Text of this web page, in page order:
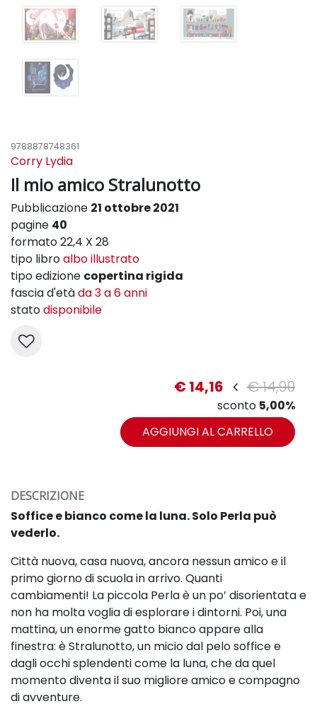
9788878748361
Corry Lydia
Il mio amico Stralunotto
Pubblicazione 21 ottobre 2021
pagine 40
formato 22,4 X 28
tipo libroalbo illustrato
tipo edizione copertina rigida
fascia d'etàda 3 a 6 anni
statodisponibile
€ 14,16 € 14,90
sconto 5,00%
AGGIUNGI AL CARRELLO
DESCRIZIONE
Soffice e bianco come la luna. Solo Perla può
vederlo.
Città nuova, casa nuova, ancora nessun amico e il
primo giorno di scuola in arrivo. Quanti
cambiamenti! La piccola Perla è un po’ disorientata e
non ha molta voglia di esplorare i dintorni. Poi, una
mattina,un enorme gatto bianco appare alla
finestra: è Stralunotto, un micio dal pelo soffice e
dagli occhisplendenti come la luna, che da quel
momento diventa il suo migliore amico e compagno
di avventure.